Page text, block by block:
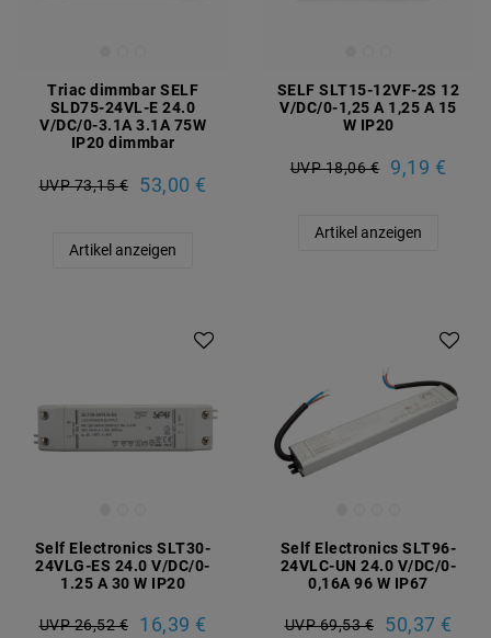
Triac dimmbar SELF
SLD75-24VL-E 24.0
V/DC/0-3.1A 3.1A 75W
IP20 dimmbar
UVP 73,15 € 53,00 €
Artikel anzeigen
SELF SLT15-12VF-2S 12
V/DC/0-1,25 A 1,25 A 15
W IP20
UVP 18,06 € 9,19 €
Artikel anzeigen
Self Electronics SLT30-
24VLG-ES 24.0 V/DC/0-
1.25 A 30 W IP20
UVP 26,52 € 16,39 €
Self Electronics SLT96-
24VLC-UN 24.0 V/DC/0-
0,16A 96 W IP67
UVP 69,53 € 50,37 €